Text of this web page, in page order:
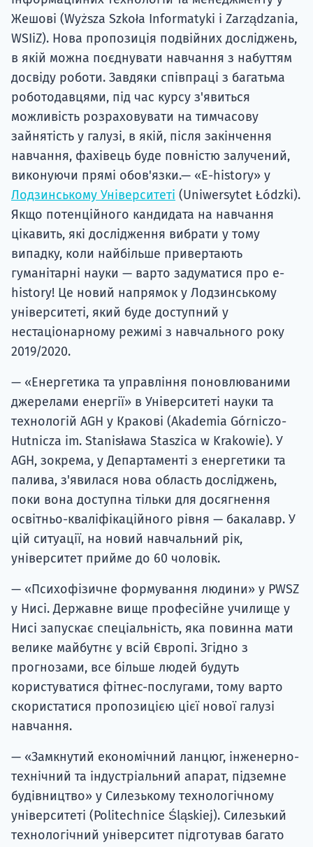
Жешові (Wyższa Szkoła Informatyki i Zarządzania,
WSIiZ). Нова пропозиція подвійних досліджень,
в якій можна поєднувати навчання з набуттям
досвіду роботи. Завдяки співпраці з багатьма
роботодавцями, під час курсу з'явиться
можливість розраховувати на тимчасову
зайнятість у галузі, в якій, після закінчення
навчання, фахівець буде повністю залучений,
виконуючи прямі обов'язки.— «E-history» у
Лодзинському Університеті (Uniwersytet Łódzki).
Якщо потенційного кандидата на навчання
цікавить, які дослідження вибрати у тому
випадку, коли найбільше привертають
гуманітарні науки — варто задуматися про e-
history! Це новий напрямок у Лодзинському
університеті, який буде доступний у
нестаціонарному режимі з навчального року
2019/2020.
— «Енергетика та управління поновлюваними
джерелами енергії» в Університеті науки та
технологій AGH у Кракові (Akademia Górniczo-
Hutnicza im. Stanisława Staszica w Krakowie). У
AGH, зокрема, у Департаменті з енергетики та
палива, з'явилася нова область досліджень,
поки вона доступна тільки для досягнення
освітньо-кваліфікаційного рівня — бакалавр. У
цій ситуації, на новий навчальний рік,
університет прийме до 60 чоловік.
— «Психофізичне формування людини» у PWSZ
у Нисі. Державне вище професійне училище у
Нисі запускає спеціальність, яка повинна мати
велике майбутнє у всій Європі. Згідно з
прогнозами, все більше людей будуть
користуватися фітнес-послугами, тому варто
скористатися пропозицією цієї нової галузі
навчання.
— «Замкнутий економічний ланцюг, інженерно-
технічний та індустріальний апарат, підземне
будівництво» у Силезькому технологічному
університеті (Politechnice Śląskiej). Силезький
технологічний університет підготував багато